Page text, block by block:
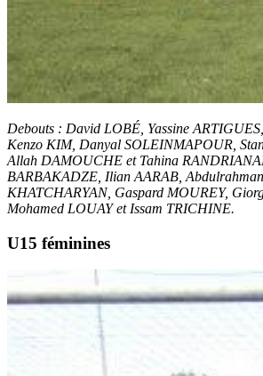
Debouts : David LOBÉ, Yassine
Kenzo KIM, Danyal SOLEINMAPOUR,
Allah DAMOUCHE et Tahina
BARBAKADZE, Ilian AARAB,
KHATCHARYAN, Gaspard MOUREY,
Mohamed LOUAY et Issam TRICHINE.
U15 féminines